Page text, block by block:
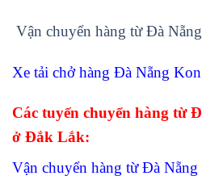
Vận chuyển hàng từ Đà
Xe tải chở hàng Đà Nẵng
Các tuyến chuyển hàng từ
ở Đắk Lắk:
Vận chuyển hàng từ Đà